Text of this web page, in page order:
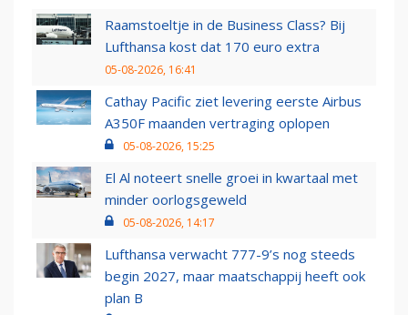
Raamstoeltje in de Business Class? Bij
Lufthansa kost dat 170 euro extra
05-08-2026, 16:41
Cathay Pacific ziet levering eerste Airbus
A350F maanden vertraging oplopen
05-08-2026, 15:25
El Al noteert snelle groei in kwartaal met
minder oorlogsgeweld
05-08-2026, 14:17
Lufthansa verwacht 777-9’s nog steeds
begin 2027, maar maatschappij heeft ook
plan B